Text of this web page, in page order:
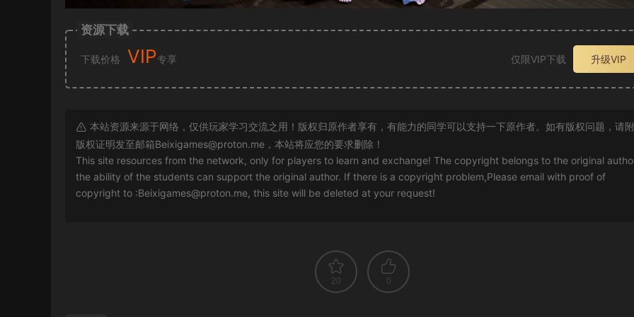
资源下载
下载价格 VIP专享 仅限VIP下载 升级VIP
本站资源来源于网络，仅供玩家学习交流之用！版权归原作者享有，有能力的同学可以支持一下原作者。如有版权问题，请
版权证明发至邮箱Beixigames@proton.me ，本站将应您的要求删除！
This site resources from the network, only for players to learn and exchange! The copyright belongs to the original
the ability of the students can support the original author. If there is a copyright problem,Please email with proof of
copyright to :Beixigames@proton.me, this site will be deleted at your request!
20 0